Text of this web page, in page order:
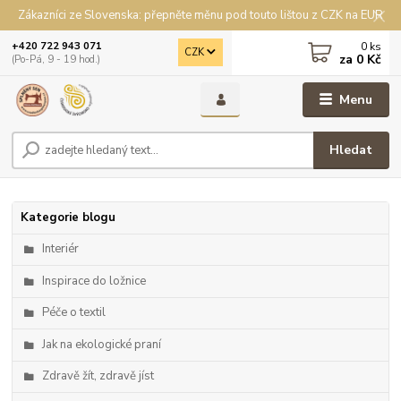
Zákazníci ze Slovenska: přepněte měnu pod touto lištou z CZK na EUR
Menu
CZK
Hledat
+420 722 943 071
(Po-Pá, 9 - 19 hod.)
0 ks
za 0 Kč
Kategorie blogu
Interiér
Inspirace do ložnice
Péče o textil
Jak na ekologické praní
Zdravě žít, zdravě jíst